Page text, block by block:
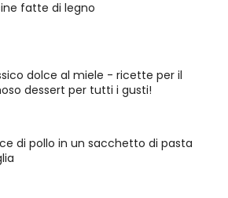
fatte di legno
dolce al miele - ricette per il
dessert per tutti i gusti!
di pollo in un sacchetto di pasta